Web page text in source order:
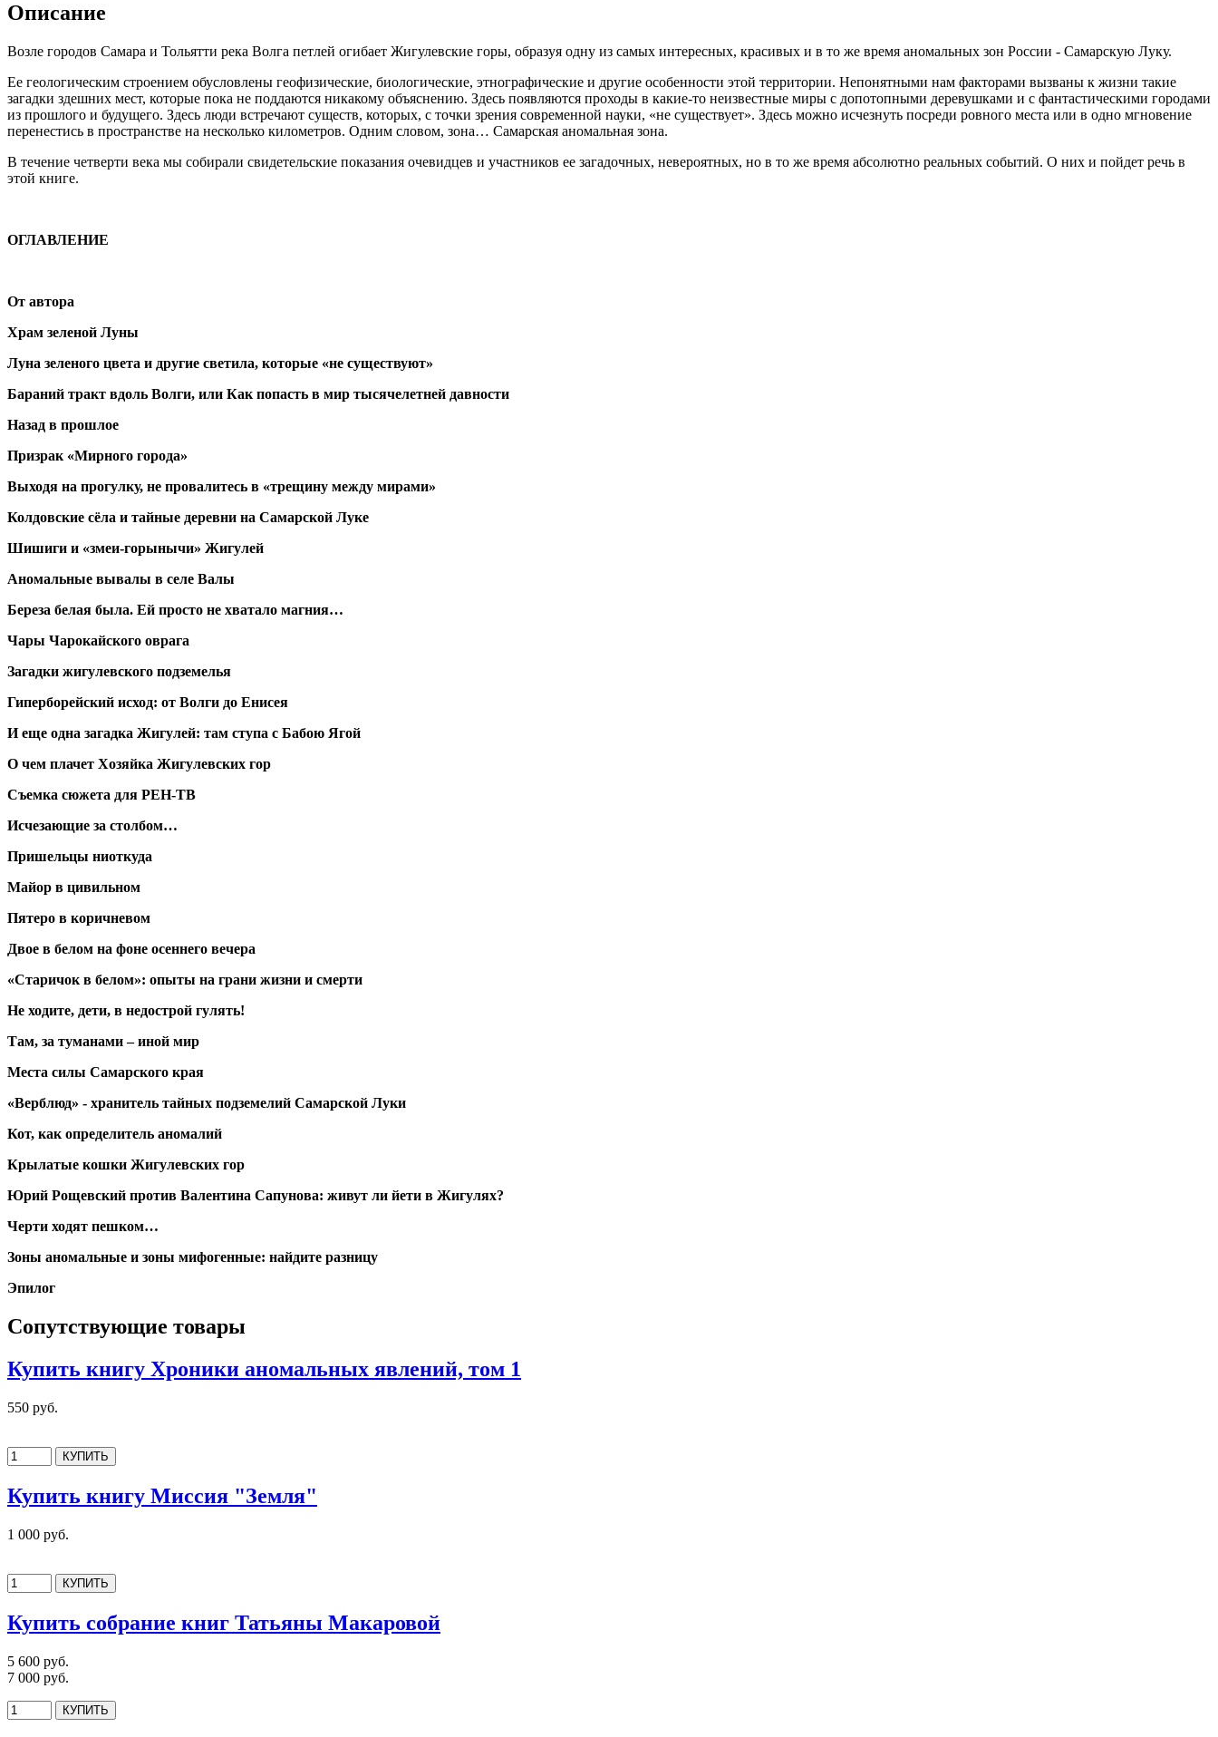
Описание
Возле городов Самара и Тольятти река Волга петлей огибает Жигулевские горы, образуя одну из самых интересных, красивых и в то же время аномальных зон России - Самарскую Луку.
Ее геологическим строением обусловлены геофизические, биологические, этнографические и другие особенности этой территории. Непонятными нам факторами вызваны к жизни такие
загадки здешних мест, которые пока не поддаются никакому объяснению. Здесь появляются проходы в какие-то неизвестные миры с допотопными деревушками и с фантастическими городами
из прошлого и будущего. Здесь люди встречают существ, которых, с точки зрения современной науки, «не существует». Здесь можно исчезнуть посреди ровного места или в одно мгновение
перенестись в пространстве на несколько километров. Одним словом, зона… Самарская аномальная зона.
В течение четверти века мы собирали свидетельские показания очевидцев и участников ее загадочных, невероятных, но в то же время абсолютно реальных событий. О них и пойдет речь в
этой книге.
ОГЛАВЛЕНИЕ
От автора
Храм зеленой Луны
Луна зеленого цвета и другие светила, которые «не существуют»
Бараний тракт вдоль Волги, или Как попасть в мир тысячелетней давности
Назад в прошлое
Призрак «Мирного города»
Выходя на прогулку, не провалитесь в «трещину между мирами»
Колдовские сёла и тайные деревни на Самарской Луке
Шишиги и «змеи-горынычи» Жигулей
Аномальные вывалы в селе Валы
Береза белая была. Ей просто не хватало магния…
Чары Чарокайского оврага
Загадки жигулевского подземелья
Гиперборейский исход: от Волги до Енисея
И еще одна загадка Жигулей: там ступа с Бабою Ягой
О чем плачет Хозяйка Жигулевских гор
Съемка сюжета для РЕН-ТВ
Исчезающие за столбом…
Пришельцы ниоткуда
Майор в цивильном
Пятеро в коричневом
Двое в белом на фоне осеннего вечера
«Старичок в белом»: опыты на грани жизни и смерти
Не ходите, дети, в недострой гулять!
Там, за туманами – иной мир
Места силы Самарского края
«Верблюд» - хранитель тайных подземелий Самарской Луки
Кот, как определитель аномалий
Крылатые кошки Жигулевских гор
Юрий Рощевский против Валентина Сапунова: живут ли йети в Жигулях?
Черти ходят пешком…
Зоны аномальные и зоны мифогенные: найдите разницу
Эпилог
Сопутствующие товары
Купить книгу Хроники аномальных явлений, том 1
550 руб.
Купить книгу Миссия "Земля"
1 000 руб.
Купить собрание книг Татьяны Макаровой
5 600 руб.
7 000 руб.